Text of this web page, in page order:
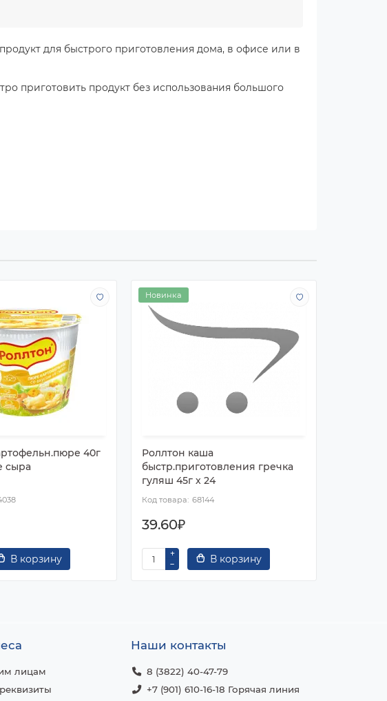
для быстрого приготовления дома, в офисе или в
приготовить продукт без использования большого
40г
сыра
В корзину
Новинка
Роллтон каша
быстр.приготовления гречка
гуляш 45г х 24
68144
39.60₽
В корзину
лицам
Наши контакты
8 (3822) 40-47-79
+7 (901) 610-16-18 Горячая линия